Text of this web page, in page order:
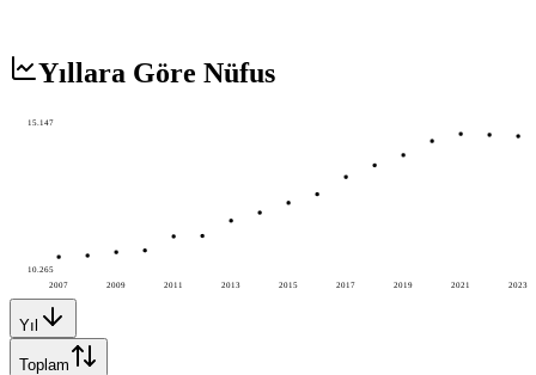
Yıllara Göre Nüfus
2007 2009 2011 2013 2015 2017 2019 2021 2023
15.147
10.265
Yıl
Toplam